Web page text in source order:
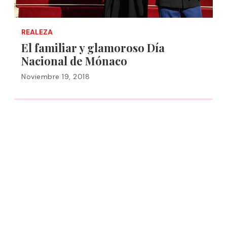
REALEZA
El familiar y glamoroso Día
Nacional de Mónaco
Noviembre 19, 2018